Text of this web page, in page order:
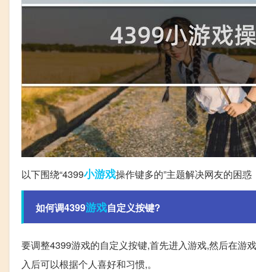
以下围绕“4399小游戏操作键多的”主题解决网友的困惑
如何调4399游戏自定义按键?
要调整4399游戏的自定义按键,首先进入游戏,然后在游
入后可以根据个人喜好和习惯,。